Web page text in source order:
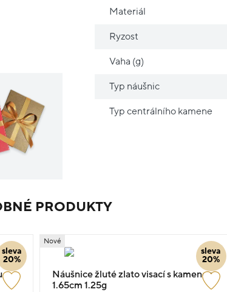
Materiál
Ryzost
Vaha (g)
Typ náušnic
Typ centrálního kamene
PRODUKTY
sleva
20%
sleva
20%
Nové
Náušnice žluté zlato visací s kamenem
1.65cm 1.25g